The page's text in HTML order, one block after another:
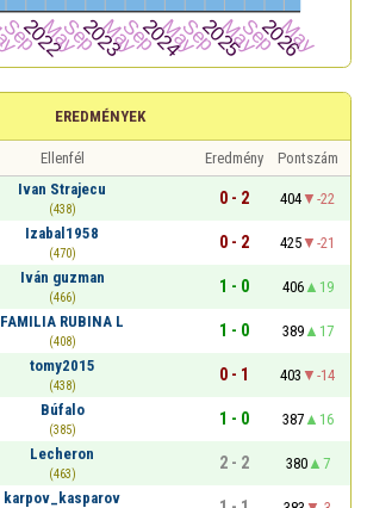
EREDMÉNYEK
Ellenfél Eredmény
Pontszám
Ivan Strajecu
(438)
0 - 2 404
-22
Izabal1958
(470)
0 - 2 425
-21
Iván guzman
(466)
1 - 0 406
19
FAMILIA RUBINA L
(408)
1 - 0 389
17
tomy2015
(438)
0 - 1 403
-14
Búfalo
(385)
1 - 0 387
16
Lecheron
(463)
2 - 2 380
7
karpov_kasparov